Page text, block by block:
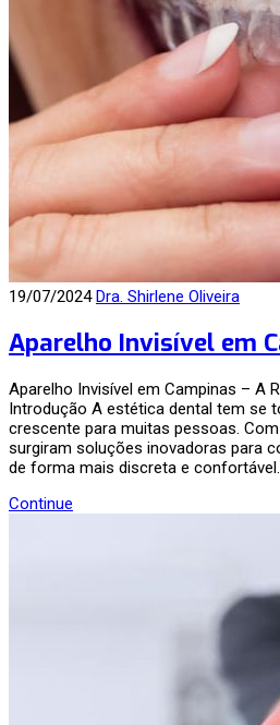
19/07/2024 Dra. Shirlene Oliveira
Aparelho Invisível em
Aparelho Invisível em Campinas – A
Introdução A estética dental tem se
crescente para muitas pessoas.
surgiram soluções inovadoras para
de forma mais discreta e
Continue